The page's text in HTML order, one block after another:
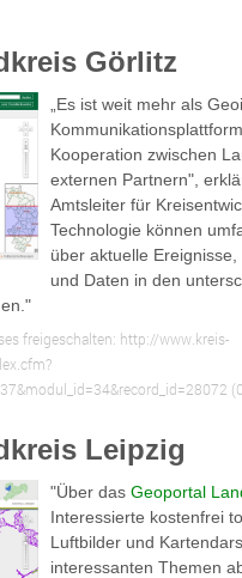
Görlitz
„Es ist weit mehr als
Kooperation zwischen
externen Partnern",
Amtsleiter für
Technologie können
über aktuelle
und Daten in den
freigeschalten: http://www.kreis-
Leipzig
"Über das Geoportal
Interessierte kostenfrei
Luftbilder und
interessanten Themen